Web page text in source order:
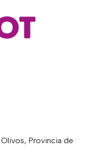
Provincia de